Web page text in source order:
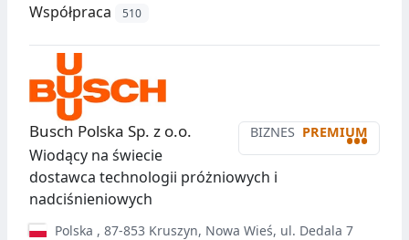
Współpraca 510
BIZNES PREMIUM
•••
Busch Polska Sp. z o.o.
Wiodący na świecie
dostawca technologii próżniowych i
nadciśnieniowych
Polska , 87-853 Kruszyn, Nowa Wieś, ul. Dedala 7